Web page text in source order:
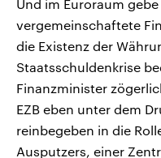
Und im Euroraum
vergemeinschaftete
die Existenz der
Staatsschuldenkrise
Finanzminister
EZB eben unter dem
reinbegeben in die
Ausputzers, einer